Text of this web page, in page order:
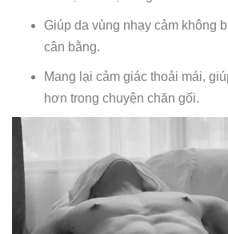
Giúp da vùng nhạy cảm không
cân bằng.
Mang lại cảm giác thoải mái,
hơn trong chuyện chăn gối.